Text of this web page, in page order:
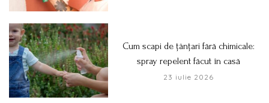
Cum scapi de țânțari fără chimicale:
spray repelent făcut în casă
23 iulie 2026